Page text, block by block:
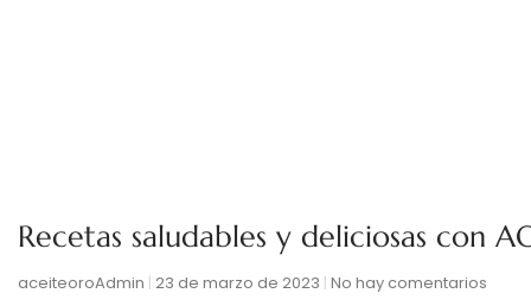
Recetas saludables y deliciosas con
aceiteoroAdmin 23 de marzo de 2023 No hay comentarios